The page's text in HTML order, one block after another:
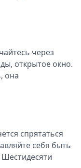
через
открытое окно.
она
спрятаться
себя быть